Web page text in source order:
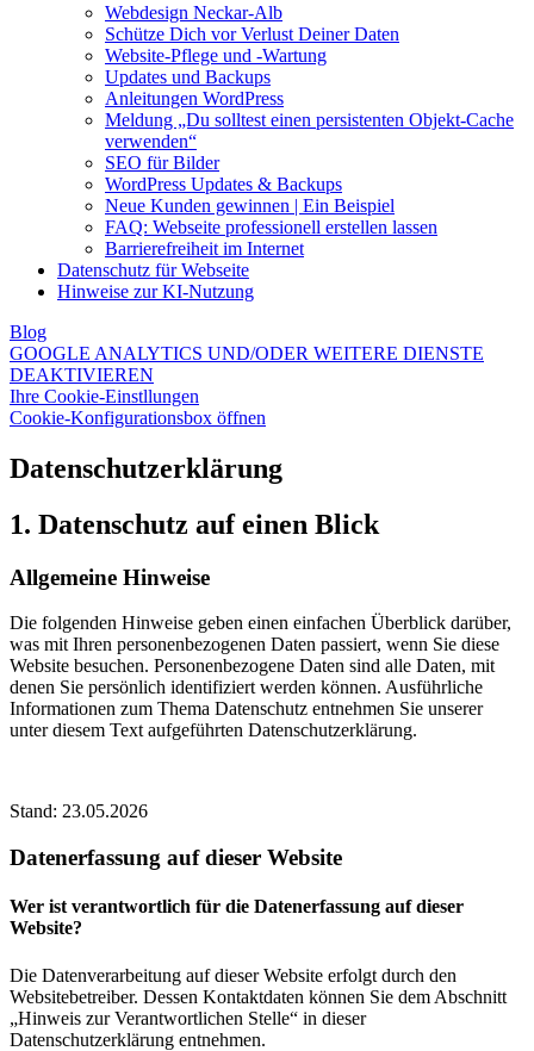
Webdesign Neckar-Alb
Schütze Dich vor Verlust Deiner Daten
Website-Pflege und -Wartung
Updates und Backups
Anleitungen WordPress
Meldung „Du solltest einen persistenten Objekt-Cache
verwenden“
SEO für Bilder
WordPress Updates & Backups
Neue Kunden gewinnen | Ein Beispiel
FAQ: Webseite professionell erstellen lassen
Barrierefreiheit im Internet
Datenschutz für Webseite
Hinweise zur KI-Nutzung
Blog
GOOGLE ANALYTICS UND/ODER WEITERE DIENSTE
DEAKTIVIEREN
Ihre Cookie-Einstllungen
Cookie-Konfigurationsbox öffnen
Datenschutz­erklärung
1. Datenschutz auf einen Blick
Allgemeine Hinweise
Die folgenden Hinweise geben einen einfachen Überblick darüber,
was mit Ihren personenbezogenen Daten passiert, wenn Sie diese
Website besuchen. Personenbezogene Daten sind alle Daten, mit
denen Sie persönlich identifiziert werden können. Ausführliche
Informationen zum Thema Datenschutz entnehmen Sie unserer
unter diesem Text aufgeführten Datenschutzerklärung.
Stand: 23.05.2026
Datenerfassung auf dieser Website
Wer ist verantwortlich für die Datenerfassung auf dieser
Website?
Die Datenverarbeitung auf dieser Website erfolgt durch den
Websitebetreiber. Dessen Kontaktdaten können Sie dem Abschnitt
„Hinweis zur Verantwortlichen Stelle“ in dieser
Datenschutzerklärung entnehmen.